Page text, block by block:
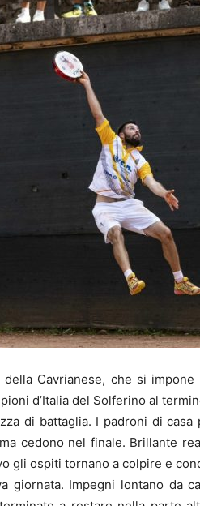
Cavrianese, che si
d’Italia del Solferino al
di battaglia. I padroni di
cedono nel finale. Brillante
gli ospiti tornano a colpire e
giornata. Impegni lontano da